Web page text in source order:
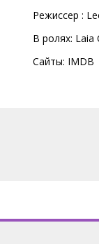
Pежиссер :
В ролях: Laia
Сайты: IMDB